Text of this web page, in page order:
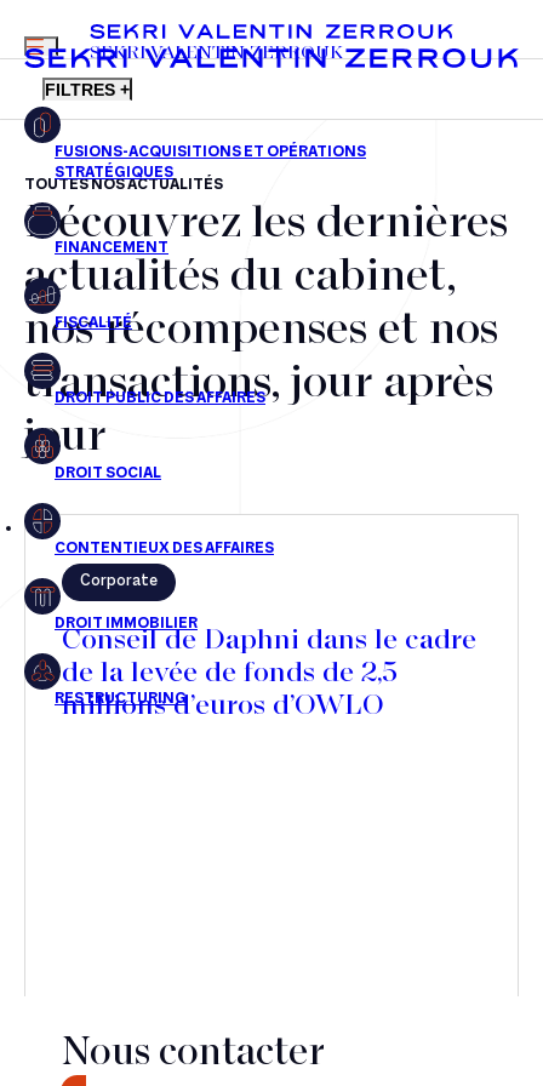
FR EN
MENU
SEKRI VALENTIN ZERROUK
FILTRES +
Fusions-acquisitions et opérations stratégiques
Financement
Fiscalité
Droit public des affaires
Droit social
Droit immobilier
Restructuring
Article
TOUTES NOS ACTUALITÉS
Découvrez les dernières
actualités du cabinet,
nos récompenses et nos
transactions, jour après
jour
Corporate
Conseil de Daphni dans le cadre
de la levée de fonds de 2,5
millions d’euros d’OWLO
Nous contacter